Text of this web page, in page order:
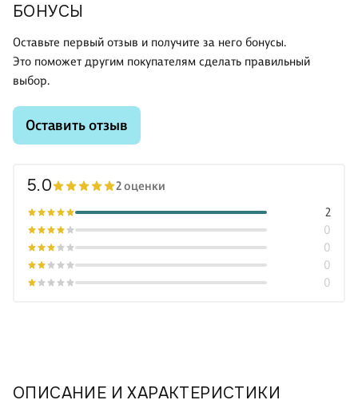
ОПИСАНИЕ И ХАРАКТЕРИСТИКИ
БОНУСЫ
Оставьте первый отзыв и получите за него бонусы.
Это поможет другим покупателям сделать правильный
выбор.
Оставить отзыв
5.0 2 оценки
0
0
0
0
2